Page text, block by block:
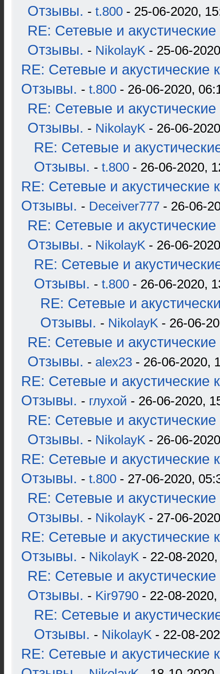
Отзывы. - t.800 - 25-06-2020,
RE: Сетевые и
Отзывы. - NikolayK - 25-06-
RE: Сетевые и акустические
Отзывы. - t.800 - 26-06-2020,
RE: Сетевые и
Отзывы. - NikolayK - 26-06-
RE: Сетевые и
Отзывы. - t.800 - 26-06-2020,
RE: Сетевые и акустические
Отзывы. - Deceiver777 - 26-06-
RE: Сетевые и
Отзывы. - NikolayK - 26-06-
RE: Сетевые и
Отзывы. - t.800 - 26-06-2020,
RE: Сетевые и
Отзывы. - NikolayK - 26-06-
RE: Сетевые и
Отзывы. - alex23 - 26-06-2020,
RE: Сетевые и акустические
Отзывы. - глухой - 26-06-2020,
RE: Сетевые и
Отзывы. - NikolayK - 26-06-
RE: Сетевые и акустические
Отзывы. - t.800 - 27-06-2020,
RE: Сетевые и
Отзывы. - NikolayK - 27-06-
RE: Сетевые и акустические
Отзывы. - NikolayK - 22-08-
RE: Сетевые и
Отзывы. - Kir9790 - 22-08-
RE: Сетевые и
Отзывы. - NikolayK - 22-08-
RE: Сетевые и акустические